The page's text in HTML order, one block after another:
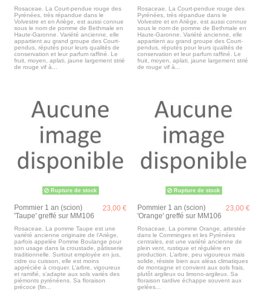
Rosaceae. La Court-pendue rouge des
Pyrénées, très répandue dans le
Volvestre et en Ariège, est aussi connue
sous le nom de pomme de Bethmale en
Haute-Garonne. Variété ancienne, elle
appartient au grand groupe des Court-
pendus, réputés pour leurs qualités de
conservation et leur parfum raffiné. Le
fruit, moyen, aplati, jaune largement strié
de rouge vif à...
Rosaceae. La Court-pendue rouge des
Pyrénées, très répandue dans le
Volvestre et en Ariège, est aussi connue
sous le nom de pomme de Bethmale en
Haute-Garonne. Variété ancienne, elle
appartient au grand groupe des Court-
pendus, réputés pour leurs qualités de
conservation et leur parfum raffiné. Le
fruit, moyen, aplati, jaune largement strié
de rouge vif à...
Rupture de stock
Pommier 1 an (scion)
'Taupe' greffé sur MM106
23,00 €
Rosaceae. La pomme Taupe est une
variété ancienne originaire de l’Ariège,
parfois appelée Pomme Boulange pour
son usage dans la croustade, pâtisserie
traditionnelle. Surtout employée en jus,
cidre ou cuisson, elle est moins
appréciée à croquer. L’arbre, vigoureux
et ramifié, s’adapte aux sols variés des
piémonts pyrénéens. Sa floraison
précoce (fin...
Rupture de stock
Pommier 1 an (scion)
'Orange' greffé sur MM106
23,00 €
Rosaceae. La pomme Orange, attestée
dans le Comminges et les Pyrénées
centrales, est une variété ancienne de
plein vent, rustique et régulière en
production. L’arbre, peu vigoureux mais
solide, résiste bien aux aléas climatiques
de montagne et convient aux sols frais,
plutôt argileux ou limono-argileux. Sa
floraison tardive échappe souvent aux
gelées...